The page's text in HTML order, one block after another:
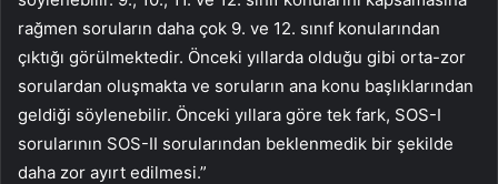
rağmen soruların daha çok 9. ve 12. sınıf konularından
çıktığı görülmektedir. Önceki yıllarda olduğu gibi orta-zor
sorulardan oluşmakta ve soruların ana konu başlıklarından
geldiği söylenebilir. Önceki yıllara göre tek fark, SOS-I
sorularının SOS-II sorularından beklenmedik bir şekilde
daha zor ayırt edilmesi.”